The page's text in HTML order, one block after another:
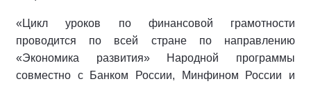
« Цикл уроков по финансовой грамотности
проводится по всей стране по направлению
«Экономика развития» Народной программы
совместно с Банком России, Минфином России и